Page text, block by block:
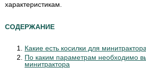
характеристикам.
СОДЕРЖАНИЕ
Какие есть косилки для минитрактора
По каким параметрам необходимо
минитрактора